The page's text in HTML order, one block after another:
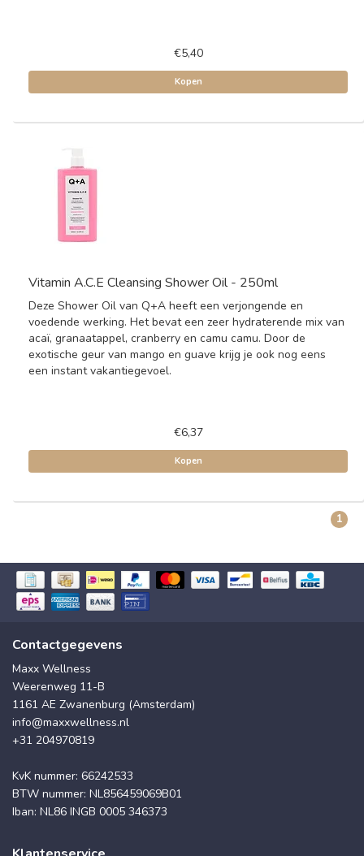
€5,40
Kopen
Vitamin A.C.E Cleansing Shower Oil - 250ml
Deze Shower Oil van Q+A heeft een verjongende en
voedende werking. Het bevat een zeer hydraterende mix van
acaï, granaatappel, cranberry en camu camu. Door de
exotische geur van mango en guave krijg je ook nog eens
een instant vakantiegevoel.
€6,37
Kopen
1
Contactgegevens
Maxx Wellness
Weerenweg 11-B
1161 AE Zwanenburg (Amsterdam)
info@maxxwellness.nl
+31 204970819
KvK nummer: 66242533
BTW nummer: NL856459069B01
Iban: NL86 INGB 0005 346373